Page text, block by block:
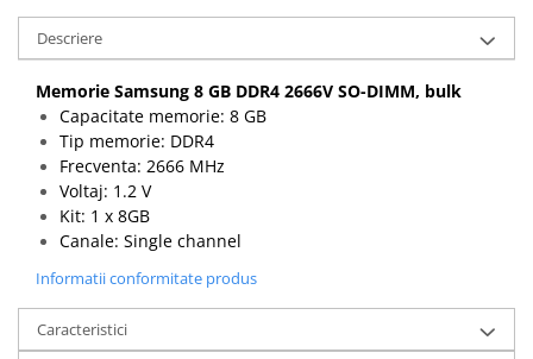
Descriere
Memorie Samsung 8 GB DDR4 2666V SO-DIMM, bulk
Capacitate memorie: 8 GB
Tip memorie: DDR4
Frecventa: 2666 MHz
Voltaj: 1.2 V
Kit: 1 x 8GB
Canale: Single channel
Informatii conformitate produs
Caracteristici